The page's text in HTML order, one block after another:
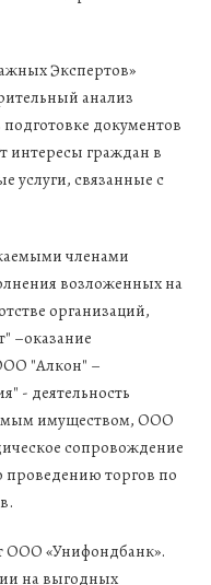
Экспертов»
анализ
документов
интересы граждан в
услуги, связанные с
членами
возложенных на
организаций,
–оказание
"Алкон" –
- деятельность
имуществом, ООО
сопровождение
проведению торгов по
ООО «Унифондбанк».
на выгодных